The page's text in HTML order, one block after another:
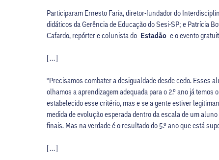
Participaram Ernesto Faria, diretor-fundador do
didáticos da Gerência de Educação do Sesi-SP; e Patrícia
Cafardo, repórter e colunista do Estadãoe o evento
[…]
“Precisamos combater a desigualdade desde cedo. Esses
olhamos a aprendizagem adequada para o 2.º ano já
estabelecido esse critério, mas e se a gente estiver
medida de evolução esperada dentro da escala de um
finais. Mas na verdade é o resultado do 5.º ano que está
[…]